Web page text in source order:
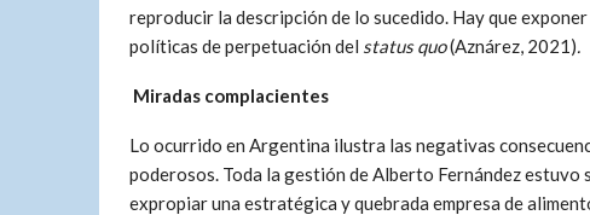
reproducir la descripción de lo sucedido. Hay que
políticas de perpetuación del status quo(Aznárez, 2021).
Miradas complacientes
Lo ocurrido en Argentina ilustra las negativas
poderosos. Toda la gestión de Alberto Fernández estuvo
expropiar una estratégica y quebrada empresa de